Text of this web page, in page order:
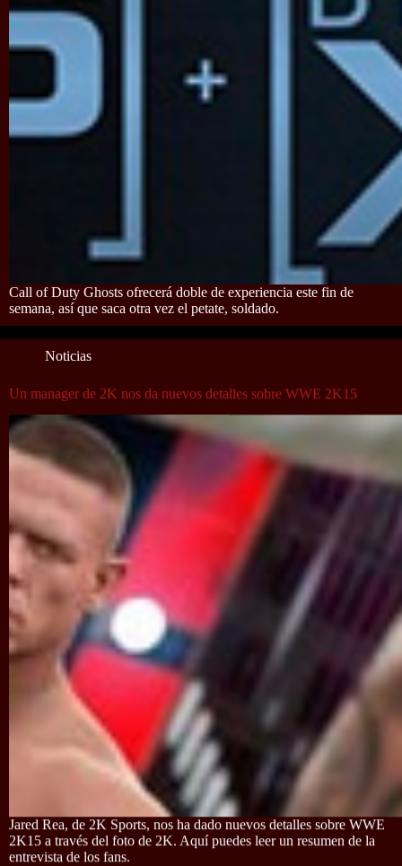
Call of Duty Ghosts ofrecerá doble de experiencia este fin de
semana, así que saca otra vez el petate, soldado.
Noticias
Un manager de 2K nos da nuevos detalles sobre WWE 2K15
Jared Rea, de 2K Sports, nos ha dado nuevos detalles sobre WWE
2K15 a través del foto de 2K. Aquí puedes leer un resumen de la
entrevista de los fans.